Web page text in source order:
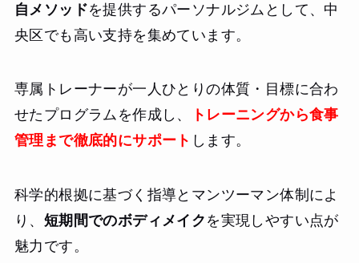
自メソッドを提供するパーソナルジムとして、中
央区でも高い支持を集めています。
専属トレーナーが一人ひとりの体質・目標に合わ
せたプログラムを作成し、
トレーニングから食事
管理まで徹底的にサポート します。
科学的根拠に基づく指導とマンツーマン体制によ
り、 短期間でのボディメイク を実現しやすい点が
魅力です。